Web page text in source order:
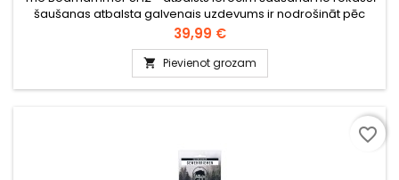
šaušanas atbalsta galvenais uzdevums ir nodrošināt pēc
iespējas lielāku kontroli pār ieroci, kad tiek veikts šāviens. Tas
it īpaši piemērots, ja jāraida šāviens uz kustīgu mērķi,
piemēram, skrejošu mežacūku.
Cena
39,99 €
 Pievienot grozam
favorite_border